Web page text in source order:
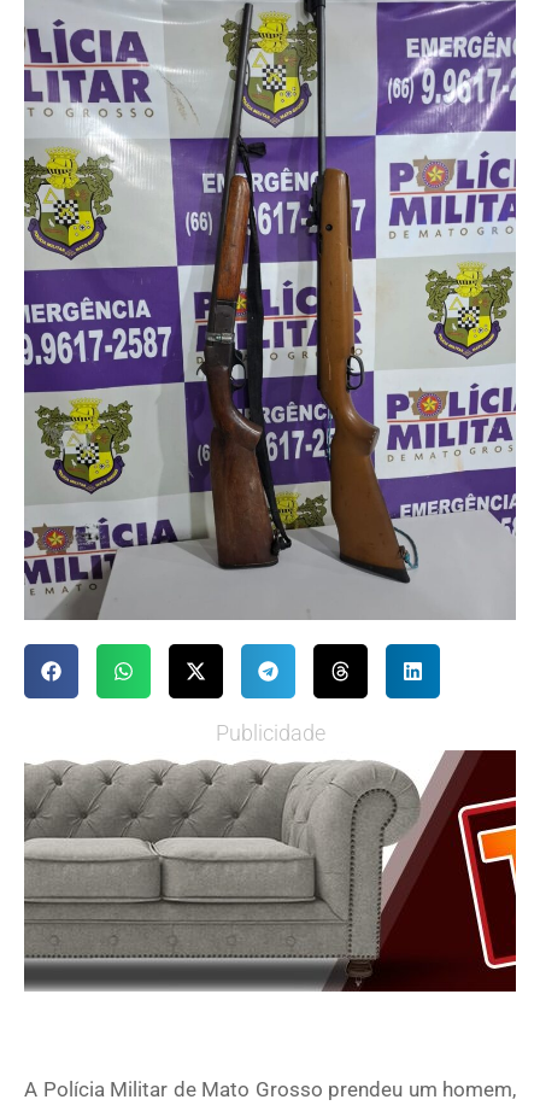
Publicidade
A Polícia Militar de Mato Grosso prendeu um homem,